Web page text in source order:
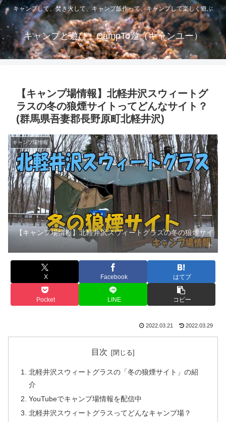
キャンプして、焚き火して、キャンプ飯作って、キャンプして楽しく遊ぶ
キャンプと遊び CampTo遊（キャンユー）
【キャンプ場情報】北軽井沢スウィートグ
ラスの冬の狼煙サイトってどんなサイト？
(群馬県吾妻郡長野原町北軽井沢)
キャンプ場情報
【キャンプ場情報】北軽井沢スウィートグラスの冬の狼煙サイ
ト
X Facebook はてブ
Pocket LINE コピー
2022.03.21 2022.03.29
目次
北軽井沢スウィートグラスの「冬の狼煙サイト」の紹
介
YouTubeでキャンプ場情報を配信中
北軽井沢スウィートグラスってどんなキャンプ場？